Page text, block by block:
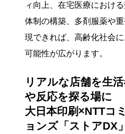
ィ向上、在宅医療におけ
体制の構築、多剤服薬や
現できれば、高齢化社会
可能性が広がります。
リアルな店舗を生
や反応を探る場に
大日本印刷×NTTコ
ョンズ「ストアDX